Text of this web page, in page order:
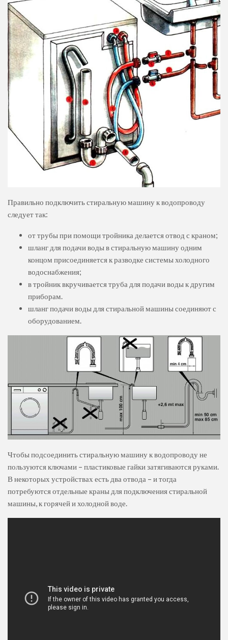
Правильно подключить стиральную машину к водопроводу
следует так:
от трубы при помощи тройника делается отвод с краном;
шланг для подачи воды в стиральную машину одним
концом присоединяется к разводке системы холодного
водоснабжения;
в тройник вкручивается труба для подачи воды к другим
приборам.
шланг подачи воды для стиральной машины соединяют с
оборудованием.
Чтобы подсоединить стиральную машину к водопроводу не
пользуются ключами – пластиковые гайки затягиваются руками.
В некоторых устройствах есть два отвода – и тогда
потребуются отдельные краны для подключения стиральной
машины, к горячей и холодной воде.